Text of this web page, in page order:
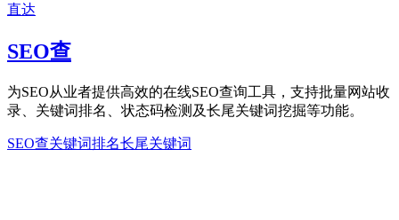
直达
SEO查
为SEO从业者提供高效的在线SEO查询工具，支持批量网站收
录、关键词排名、状态码检测及长尾关键词挖掘等功能。
SEO查关键词排名长尾关键词